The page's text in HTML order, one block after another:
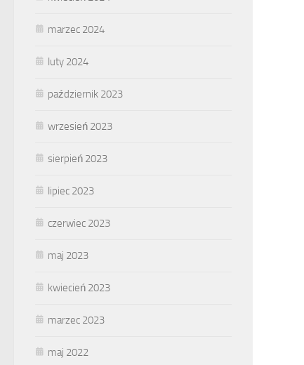
marzec 2024
luty 2024
październik 2023
wrzesień 2023
sierpień 2023
lipiec 2023
czerwiec 2023
maj 2023
kwiecień 2023
marzec 2023
maj 2022